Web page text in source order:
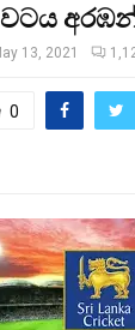
වටය
13, 2021
0